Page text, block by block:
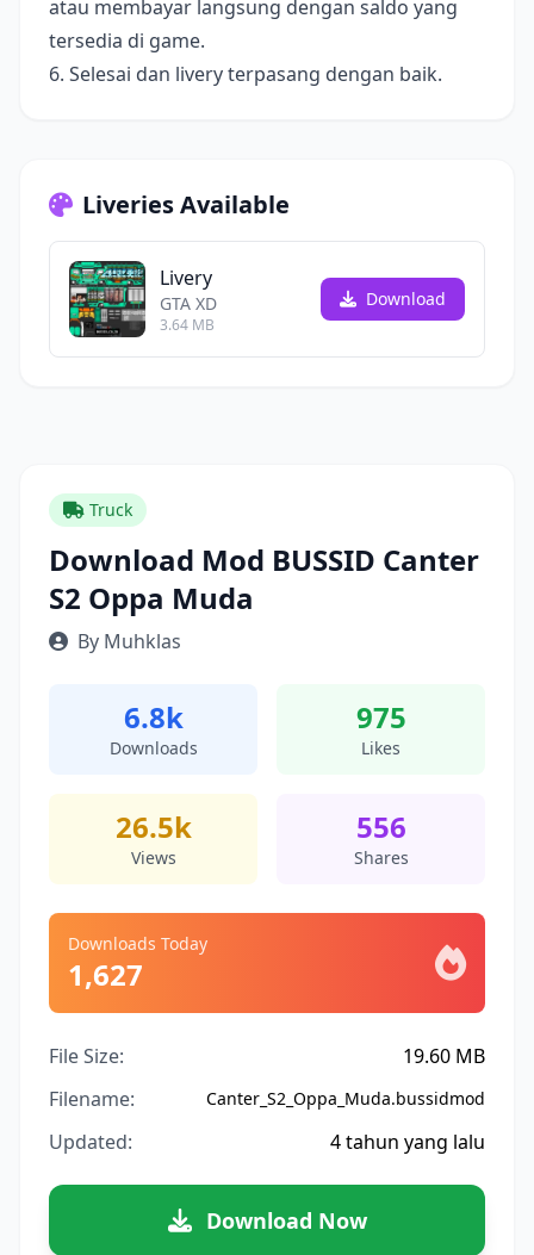
atau membayar langsung dengan saldo yang
tersedia di game.
6. Selesai dan livery terpasang dengan baik.
Liveries Available
Livery
GTA XD
3.64 MB
Download
Truck
Download Mod BUSSID Canter
S2 Oppa Muda
By Muhklas
6.8k
Downloads
975
Likes
26.5k
Views
556
Shares
Downloads Today
1,627
File Size:
19.60 MB
Filename:
Canter_S2_Oppa_Muda.bussidmod
Updated: 4 tahun yang lalu
Download Now